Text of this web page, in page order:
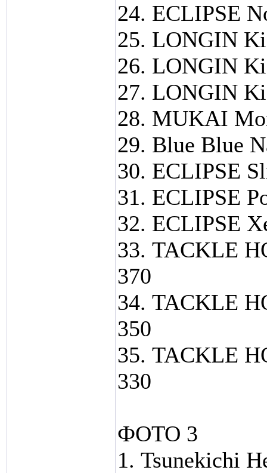
24. ECLIPSE
25. LONGIN
26. LONGIN
27. LONGIN
28. MUKAI
29. Blue Blue
30. ECLIPSE
31. ECLIPSE
32. ECLIPSE
33. TACKLE
370
34. TACKLE
350
35. TACKLE
330
ФОТО 3
1. Tsunekichi